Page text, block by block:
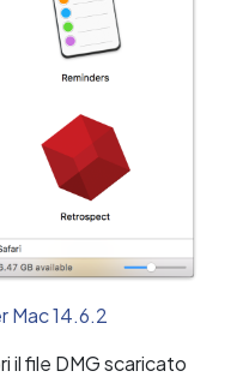
Mac 14.6.2
il file DMG scaricato